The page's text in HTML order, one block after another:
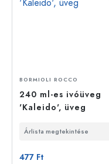
BORMIOLI ROCCO
240 ml-es ivóüveg
'Kaleido', üveg
Árlista megtekintése
477 Ft